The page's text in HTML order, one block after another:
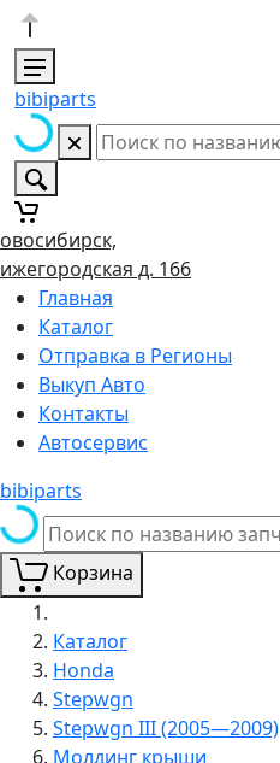
bibiparts
д. 166
Главная
Каталог
Отправка в Регионы
Выкуп Авто
Контакты
Автосервис
bibiparts
Корзина
Каталог
Honda
Stepwgn
Stepwgn III (2005—2009)
Молдинг крыши